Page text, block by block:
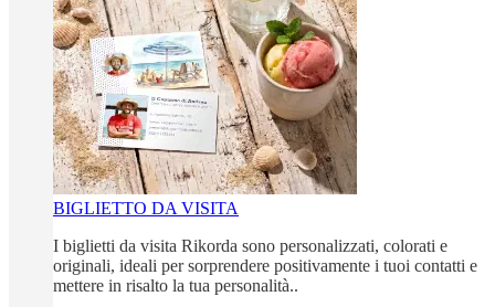
BIGLIETTO DA VISITA
I biglietti da visita Rikorda sono personalizzati, colorati e
originali, ideali per sorprendere positivamente i tuoi contatti e
mettere in risalto la tua personalità..